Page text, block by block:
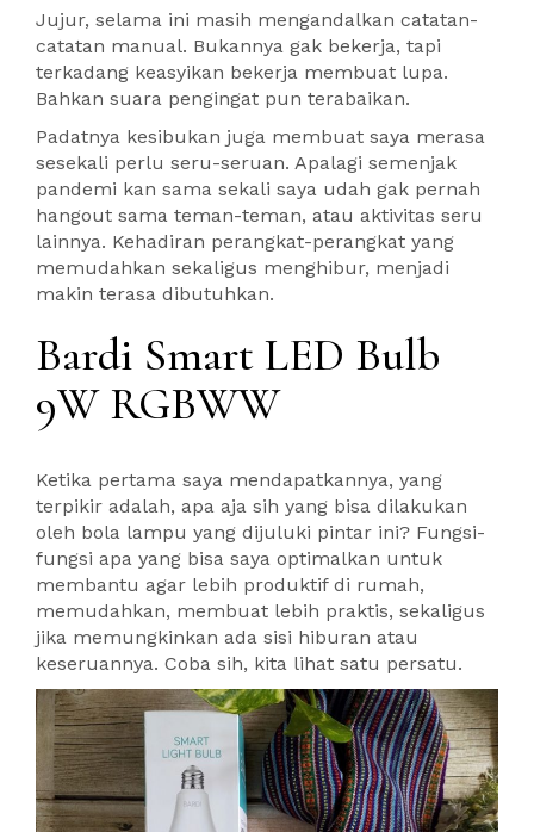
Jujur, selama ini masih mengandalkan catatan-
catatan manual. Bukannya gak bekerja, tapi
terkadang keasyikan bekerja membuat lupa.
Bahkan suara pengingat pun terabaikan.
Padatnya kesibukan juga membuat saya merasa
sesekali perlu seru-seruan. Apalagi semenjak
pandemi kan sama sekali saya udah gak pernah
hangout sama teman-teman, atau aktivitas seru
lainnya. Kehadiran perangkat-perangkat yang
memudahkan sekaligus menghibur, menjadi
makin terasa dibutuhkan.
Bardi Smart LED Bulb
9W RGBWW
Ketika pertama saya mendapatkannya, yang
terpikir adalah, apa aja sih yang bisa dilakukan
oleh bola lampu yang dijuluki pintar ini? Fungsi-
fungsi apa yang bisa saya optimalkan untuk
membantu agar lebih produktif di rumah,
memudahkan, membuat lebih praktis, sekaligus
jika memungkinkan ada sisi hiburan atau
keseruannya. Coba sih, kita lihat satu persatu.